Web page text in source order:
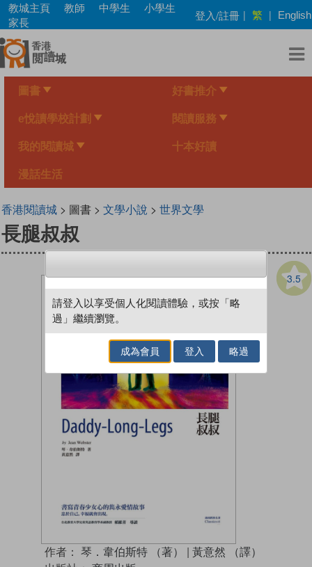
Skip
main
content
教城主頁 教師 中學生
小學生
家長
登入/註冊 | 繁 | English
圖書 好書推介
e悅讀學校計劃 閱讀服務
我的閱讀城 十本好讀
漫話生活
香港閱讀城> 圖書 > 文學小說 > 世界文學
長腿叔叔
3.5
作者： 琴．韋伯斯特 （著） | 黃意然 （譯）
請登入以享受個人化閱讀體驗，或按「略
過」繼續瀏覽。
成為會員 登入 略過